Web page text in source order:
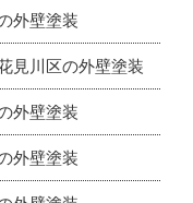
外壁塗装
見川区の外壁塗装
外壁塗装
外壁塗装